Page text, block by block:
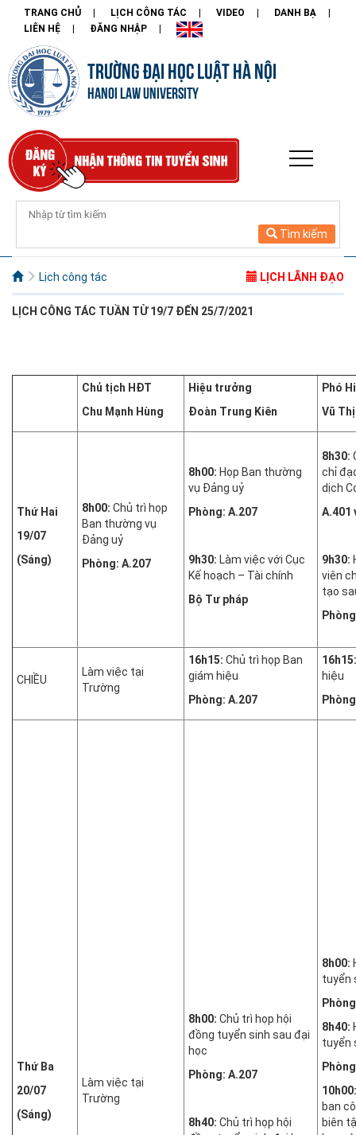
TRANG CHỦ LỊCH CÔNG TÁC VIDEO
DANH BẠ
LIÊN HỆ
ĐĂNG NHẬP
TRƯỜNG ĐẠI HỌC LUẬT HÀ NỘI
HANOI LAW UNIVERSITY
Tìm kiếm
Lịch công tác LỊCH LÃNH ĐẠO
LỊCH CÔNG TÁC TUẦN TỪ 19/7 ĐẾN 25/7/2021
Chủ tịch HĐT
Chu Mạnh Hùng
Hiệu trưởng
Đoàn Trung Kiên
Phó
Vũ
Thứ Hai
19/07
(Sáng)
8h00: Chủ trì họp
Ban thường vụ
Đảng uỷ
Phòng: A.207
8h00: Họp Ban thường
vụ Đảng uỷ
Phòng: A.207
9h30: Làm việc với Cục
Kế hoạch – Tài chính
Bộ Tư pháp
8h30:
chỉ
dịch
A.401
9h30:
viên
tạo
CHIỀU
Làm việc tại
Trường
16h15: Chủ trì họp Ban
giám hiệu
Phòng: A.207
16h15:
hiệu
Thứ Ba
20/07
(Sáng)
Làm việc tại
Trường
8h00: Chủ trì họp hội
đồng tuyển sinh sau đại
học
Phòng: A.207
8h40: Chủ trì họp hội
8h00:
tuyển
8h40:
tuyển
10h00:
ban
biên